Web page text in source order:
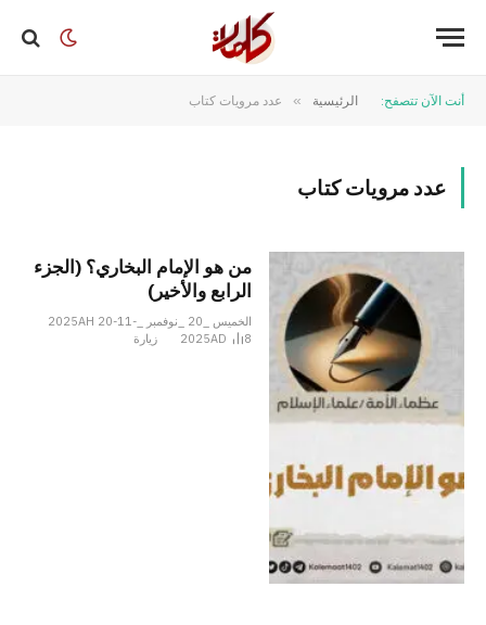
أنت الآن تتصفح: الرئيسية » عدد مرويات كتاب
عدد مرويات كتاب
من هو الإمام البخاري؟ (الجزء
الرابع والأخير)
الخميس _20 _نوفمبر _2025AH 20-11-
2025AD
8 زيارة